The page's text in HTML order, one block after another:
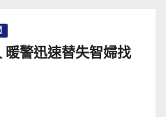
警迅速替失智婦找